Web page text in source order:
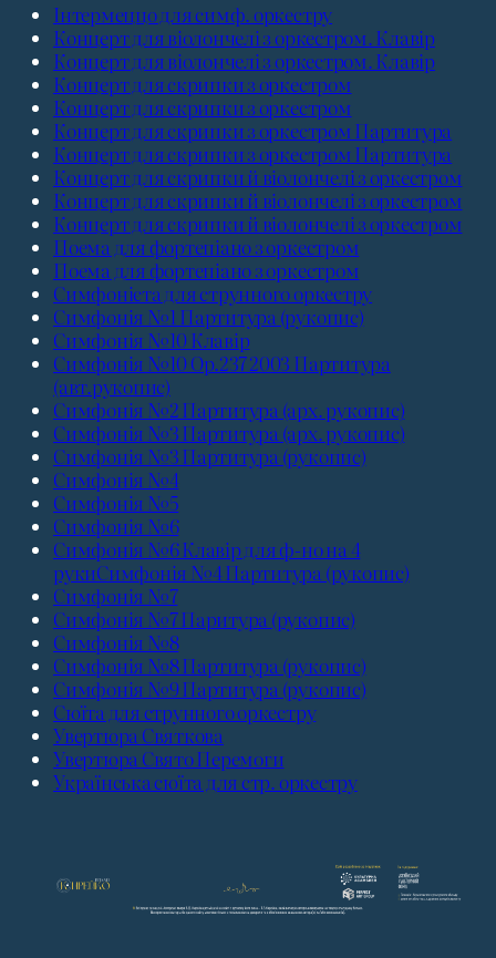
Інтермеццо для симф. оркестру
Концерт для віолончелі з оркестром. Клавір
Концерт для віолончелі з оркестром. Клавір
Концерт для скрипки з оркестром
Концерт для скрипки з оркестром
Концерт для скрипки з оркестром Партитура
Концерт для скрипки з оркестром Партитура
Концерт для скрипки й віолончелі з оркестром
Концерт для скрипки й віолончелі з оркестром
Концерт для скрипки й віолончелі з оркестром
Поема для фортепіано з оркестром
Поема для фортепіано з оркестром
Симфонієта для струнного оркестру
Симфонія №1 Партитура (рукопис)
Симфонія №10 Клавір
Симфонія №10 Ор.237 2003 Партитура
(авт.рукопис)
Симфонія №2 Партитура (арх. рукопис)
Симфонія №3 Партитура (арх. рукопис)
Симфонія №3 Партитура (рукопис)
Симфонія №4
Симфонія №5
Симфонія №6
Симфонія №6 Клавір для ф-но на 4
рукиСимфонія №4 Партитура (рукопис)
Симфонія №7
Симфонія №7 Паритура (рукопис)
Симфонія №8
Симфонія №8 Партитура (рукопис)
Симфонія №9 Партитура (рукопис)
Сюїта для струнного оркестру
Увертюра Святкова
Увертюра Свято Перемоги
Українська сюїта для стр. оркестру